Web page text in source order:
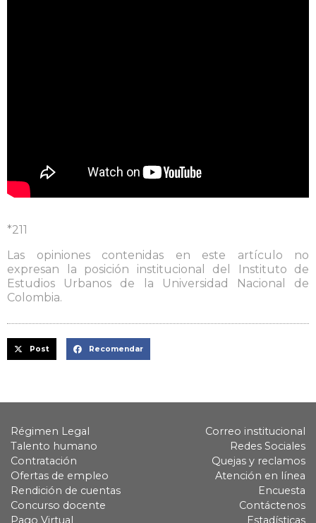
*211
Las opiniones contenidas en este artículo no
expresan la posición institucional del Instituto de
Estudios Urbanos de la Universidad Nacional de
Colombia.
Post Recomendar
Régimen Legal
Talento humano
Contratación
Ofertas de empleo
Rendición de cuentas
Concurso docente
Correo institucional
Redes Sociales
Quejas y reclamos
Atención en línea
Encuesta
Contáctenos